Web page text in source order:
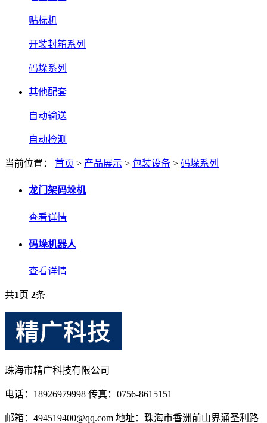
贴标机
开装封箱系列
码垛系列
其他配套
自动输送
自动检测
当前位置： 首页 > 产品展示 > 包装设备 > 码垛系列
龙门架码垛机
查看详情
码垛机器人
查看详情
共1页 2条
珠海市精广科技有限公司
电话：18926979998 传真：0756-8615151
邮箱：494519400@qq.com 地址：珠海市香洲前山界涌圣利路